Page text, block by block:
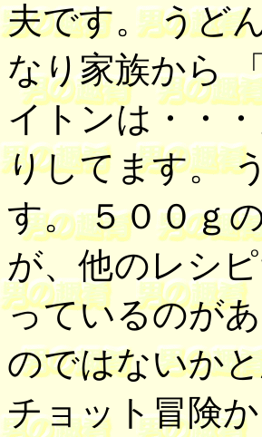
夫です。 うど
なり家族から
イトンは・・
りしてます。
す。 ５００ｇ
が、他のレシ
っているのが
のではないか
チョット冒険